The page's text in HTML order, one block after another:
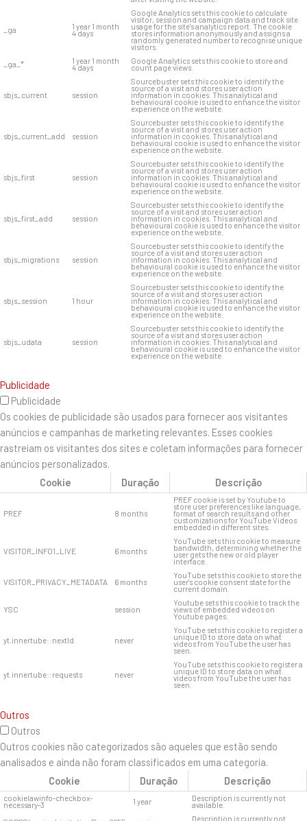
_ga 1 year 1 month
4 days
Google Analytics sets this cookie to calculate
visitor, session and campaign data and track site
usage for the site's analytics report. The cookie
stores information anonymously and assigns a
randomly generated number to recognise unique
visitors.
_ga_*
1 year 1 month
4 days
Google Analytics sets this cookie to store and
count page views.
sbjs_current session
Sourcebuster sets this cookie to identify the
source of a visit and stores user action
information in cookies. This analytical and
behavioural cookie is used to enhance the visitor
experience on the website.
sbjs_current_add session
Sourcebuster sets this cookie to identify the
source of a visit and stores user action
information in cookies. This analytical and
behavioural cookie is used to enhance the visitor
experience on the website.
sbjs_first session
Sourcebuster sets this cookie to identify the
source of a visit and stores user action
information in cookies. This analytical and
behavioural cookie is used to enhance the visitor
experience on the website.
sbjs_first_add session
Sourcebuster sets this cookie to identify the
source of a visit and stores user action
information in cookies. This analytical and
behavioural cookie is used to enhance the visitor
experience on the website.
sbjs_migrations session
Sourcebuster sets this cookie to identify the
source of a visit and stores user action
information in cookies. This analytical and
behavioural cookie is used to enhance the visitor
experience on the website.
sbjs_session 1 hour
Sourcebuster sets this cookie to identify the
source of a visit and stores user action
information in cookies. This analytical and
behavioural cookie is used to enhance the visitor
experience on the website.
sbjs_udata session
Sourcebuster sets this cookie to identify the
source of a visit and stores user action
information in cookies. This analytical and
behavioural cookie is used to enhance the visitor
experience on the website.
Publicidade
Publicidade
Os cookies de publicidade são usados ​​para fornecer aos visitantes
anúncios e campanhas de marketing relevantes. Esses cookies
rastreiam os visitantes dos sites e coletam informações para fornecer
anúncios personalizados.
Cookie
Duração Descrição
PREF 8 months
PREF cookie is set by Youtube to
store user preferences like language,
format of search results and other
customizations for YouTube Videos
embedded in different sites.
VISITOR_INFO1_LIVE 6 months
YouTube sets this cookie to measure
bandwidth, determining whether the
user gets the new or old player
interface.
VISITOR_PRIVACY_METADATA 6 months
YouTube sets this cookie to store the
user's cookie consent state for the
current domain.
YSC session
Youtube sets this cookie to track the
views of embedded videos on
Youtube pages.
yt.innertube::nextId never
YouTube sets this cookie to register a
unique ID to store data on what
videos from YouTube the user has
seen.
yt.innertube::requests never
YouTube sets this cookie to register a
unique ID to store data on what
videos from YouTube the user has
seen.
Outros
Outros
Outros cookies não categorizados são aqueles que estão sendo
analisados ​​e ainda não foram classificados em uma categoria.
Cookie
Duração Descrição
cookielawinfo-checkbox-
necessary-3 1 year Description is currently not
available.
Description is currently not